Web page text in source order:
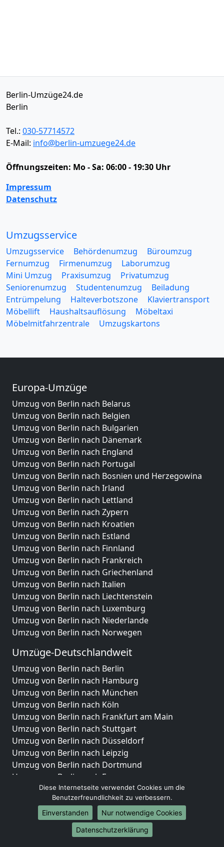
Berlin-Umzüge24.de
Berlin
Tel.: 030-57714572
E-Mail: info@berlin-umzuege24.de
Öffnungszeiten: Mo - Sa: 06:00 - 19:30 Uhr
Impressum
Datenschutz
Umzugsservice
Umzugsservice Behördenumzug
Büroumzug
Fernumzug
Firmenumzug
Laborumzug
Mini Umzug
Praxisumzug
Privatumzug
Seniorenumzug
Studentenumzug
Beiladung
Entrümpelung
Halteverbotszone
Klaviertransport
Möbellift
Haushaltsauflösung
Möbeltaxi
Möbelmitfahrzentrale
Umzugskartons
Europa-Umzüge
Umzug von Berlin nach Belarus
Umzug von Berlin nach Belgien
Umzug von Berlin nach Bulgarien
Umzug von Berlin nach Dänemark
Umzug von Berlin nach England
Umzug von Berlin nach Portugal
Umzug von Berlin nach Bosnien und Herzegowina
Umzug von Berlin nach Irland
Umzug von Berlin nach Lettland
Umzug von Berlin nach Zypern
Umzug von Berlin nach Kroatien
Umzug von Berlin nach Estland
Umzug von Berlin nach Finnland
Umzug von Berlin nach Frankreich
Umzug von Berlin nach Griechenland
Umzug von Berlin nach Italien
Umzug von Berlin nach Liechtenstein
Umzug von Berlin nach Luxemburg
Umzug von Berlin nach Niederlande
Umzug von Berlin nach Norwegen
Umzüge-Deutschlandweit
Umzug von Berlin nach Berlin
Umzug von Berlin nach Hamburg
Umzug von Berlin nach München
Umzug von Berlin nach Köln
Umzug von Berlin nach Frankfurt am Main
Umzug von Berlin nach Stuttgart
Umzug von Berlin nach Düsseldorf
Umzug von Berlin nach Leipzig
Umzug von Berlin nach Dortmund
Umzug von Berlin nach Essen
Umzug von Berlin nach Bremen
Umzug von Berlin nach Dresden
Umzug von Berlin nach Hannover
Umzug von Berlin nach Nürnberg
Umzug von Berlin nach Duisburg
Diese Internetseite verwendet Cookies um die
Benutzerfreundlichkeit zu verbessern.
Einverstanden
Nur notwendige Cookies
Datenschutzerklärung